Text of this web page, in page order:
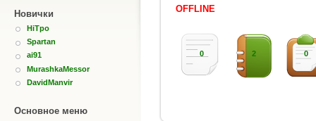
Новички
HiTpo
Spartan
ai91
MurashkaMessor
DavidManvir
Основное меню
OFFLINE
0 2 0